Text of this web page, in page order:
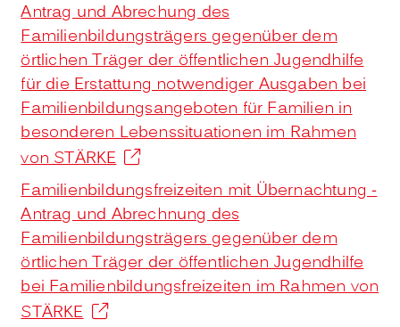
Antrag und Abrechung des
Familienbildungsträgers gegenüber dem
örtlichen Träger der öffentlichen Jugendhilfe
für die Erstattung notwendiger Ausgaben bei
Familienbildungsangeboten für Familien in
besonderen Lebenssituationen im Rahmen
von STÄRKE
Familienbildungsfreizeiten mit Übernachtung -
Antrag und Abrechnung des
Familienbildungsträgers gegenüber dem
örtlichen Träger der öffentlichen Jugendhilfe
bei Familienbildungsfreizeiten im Rahmen von
STÄRKE